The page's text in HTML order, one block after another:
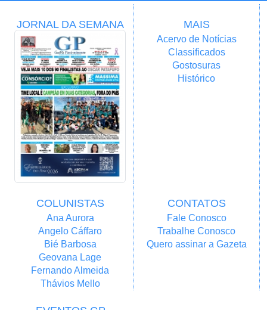
JORNAL DA SEMANA MAIS
Acervo de Notícias
Classificados
Gostosuras
Histórico
COLUNISTAS
Ana Aurora
Angelo Cáffaro
Bié Barbosa
Geovana Lage
Fernando Almeida
Thávios Mello
CONTATOS
Fale Conosco
Trabalhe Conosco
Quero assinar a Gazeta